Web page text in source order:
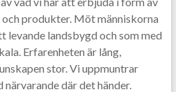
produkter. Möt människorna
landsbygd och som med
Erfarenheten är lång,
stor. Vi uppmuntrar
där det händer.